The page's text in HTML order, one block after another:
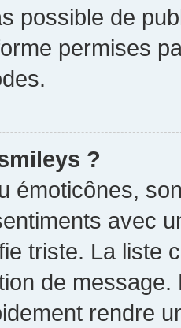
possible de
permises
?
émoticônes,
avec
triste. La liste
de
rendre